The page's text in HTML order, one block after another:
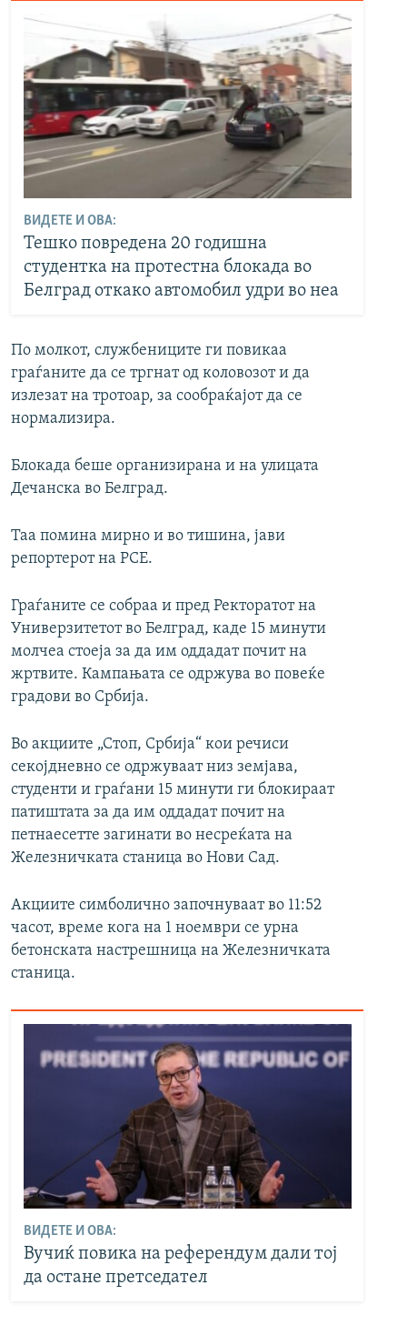
ВИДЕТЕ И ОВА:
Тешко повредена 20 годишна
студентка на протестна блокада во
Белград откако автомобил удри во неа
По молкот, службениците ги повикаа
граѓаните да се тргнат од коловозот и да
излезат на тротоар, за сообраќајот да се
нормализира.
Блокада беше организирана и на улицата
Дечанска во Белград.
Таа помина мирно и во тишина, јави
репортерот на РСЕ.
Граѓаните се собраа и пред Ректоратот на
Универзитетот во Белград, каде 15 минути
молчеа стоеја за да им оддадат почит на
жртвите. Кампањата се одржува во повеќе
градови во Србија.
Во акциите „Стоп, Србија“ кои речиси
секојдневно се одржуваат низ земјава,
студенти и граѓани 15 минути ги блокираат
патиштата за да им оддадат почит на
петнаесетте загинати во несреќата на
Железничката станица во Нови Сад.
Акциите симболично започнуваат во 11:52
часот, време кога на 1 ноември се урна
бетонската настрешница на Железничката
станица.
ВИДЕТЕ И ОВА:
Вучиќ повика на референдум дали тој
да остане претседател